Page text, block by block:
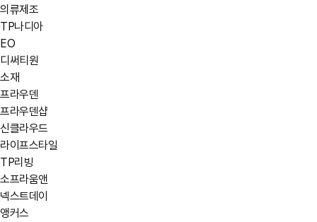
의류제조
TP나디아
EO
디써티원
소재
프라우덴
프라우덴샵
신클라우드
라이프스타일
TP리빙
소프라움앤
넥스트데이
앵커스